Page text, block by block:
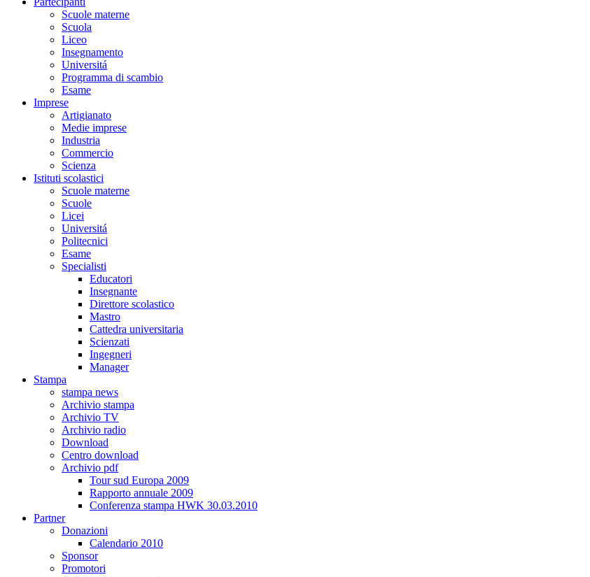
Scuole materne
Scuola
Liceo
Insegnamento
Universitá
Programma di scambio
Esame
Imprese
Artigianato
Medie imprese
Industria
Commercio
Scienza
Istituti scolastici
Scuole materne
Scuole
Licei
Universitá
Politecnici
Esame
Specialisti
Educatori
Insegnante
Direttore scolastico
Mastro
Cattedra universitaria
Scienzati
Ingegneri
Manager
Stampa
stampa news
Archivio stampa
Archivio TV
Archivio radio
Download
Centro download
Archivio pdf
Tour sud Europa 2009
Rapporto annuale 2009
Conferenza stampa HWK 30.03.2010
Partner
Donazioni
Calendario 2010
Sponsor
Promotori